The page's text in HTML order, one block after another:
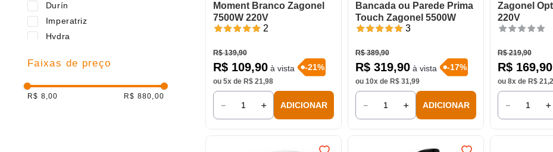
Durín
Imperatriz
Hydra
Astra
Tigre
Faixas de preço
R$ 8,00 R$ 880,00
Moment Branco Zagonel
7500W 220V
2
R$ 139,90
R$ 109,90à vista -21%
ou 5x de R$ 21,98
＋
－ ADICIONAR
Bancada ou Parede Prima
Touch Zagonel 5500W
3
R$ 389,90
R$ 319,90à vista -17%
ou 10x de R$ 31,99
＋
－ ADICIONAR
Zagonel
220V
R$ 219,90
R$ 169,90
ou 8x de R$ 21,
＋
－